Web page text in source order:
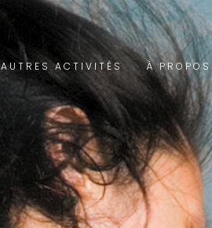
AUTRES ACTIVITÉS À PROPOS